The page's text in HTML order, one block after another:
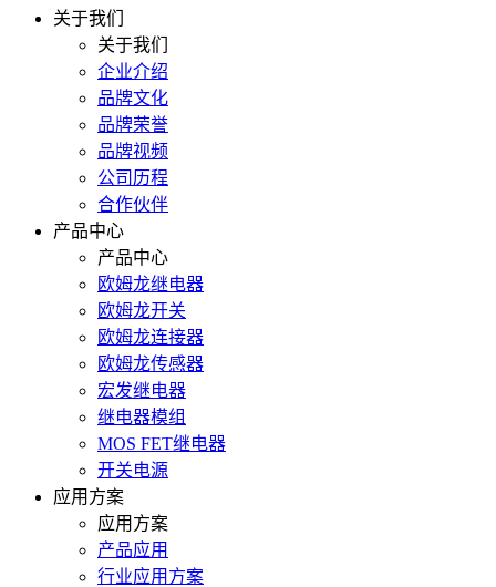
关于我们
关于我们
企业介绍
品牌文化
品牌荣誉
品牌视频
公司历程
合作伙伴
产品中心
产品中心
欧姆龙继电器
欧姆龙开关
欧姆龙连接器
欧姆龙传感器
宏发继电器
继电器模组
MOS FET继电器
开关电源
应用方案
应用方案
产品应用
行业应用方案